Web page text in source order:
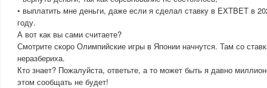
• выплатить мне деньги, даже если я сделал ставку в EXTBET в
году.
А вот как вы сами считаете?
Смотрите скоро Олимпийские игры в Японии начнутся. Там со
неразбериха.
Кто знает? Пожалуйста, ответьте, а то может быть я давно
этом сообщать не будет!